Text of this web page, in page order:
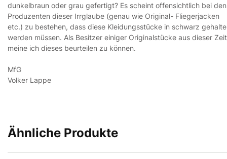
dunkelbraun oder grau gefertigt? Es scheint offensichtlich bei den
Produzenten dieser Irrglaube (genau wie Original- Fliegerjacken
etc.) zu bestehen, dass diese Kleidungsstücke in schwarz
werden müssen. Als Besitzer einiger Originalstücke aus dieser Zeit
meine ich dieses beurteilen zu können.
MfG
Volker Lappe
Ähnliche Produkte